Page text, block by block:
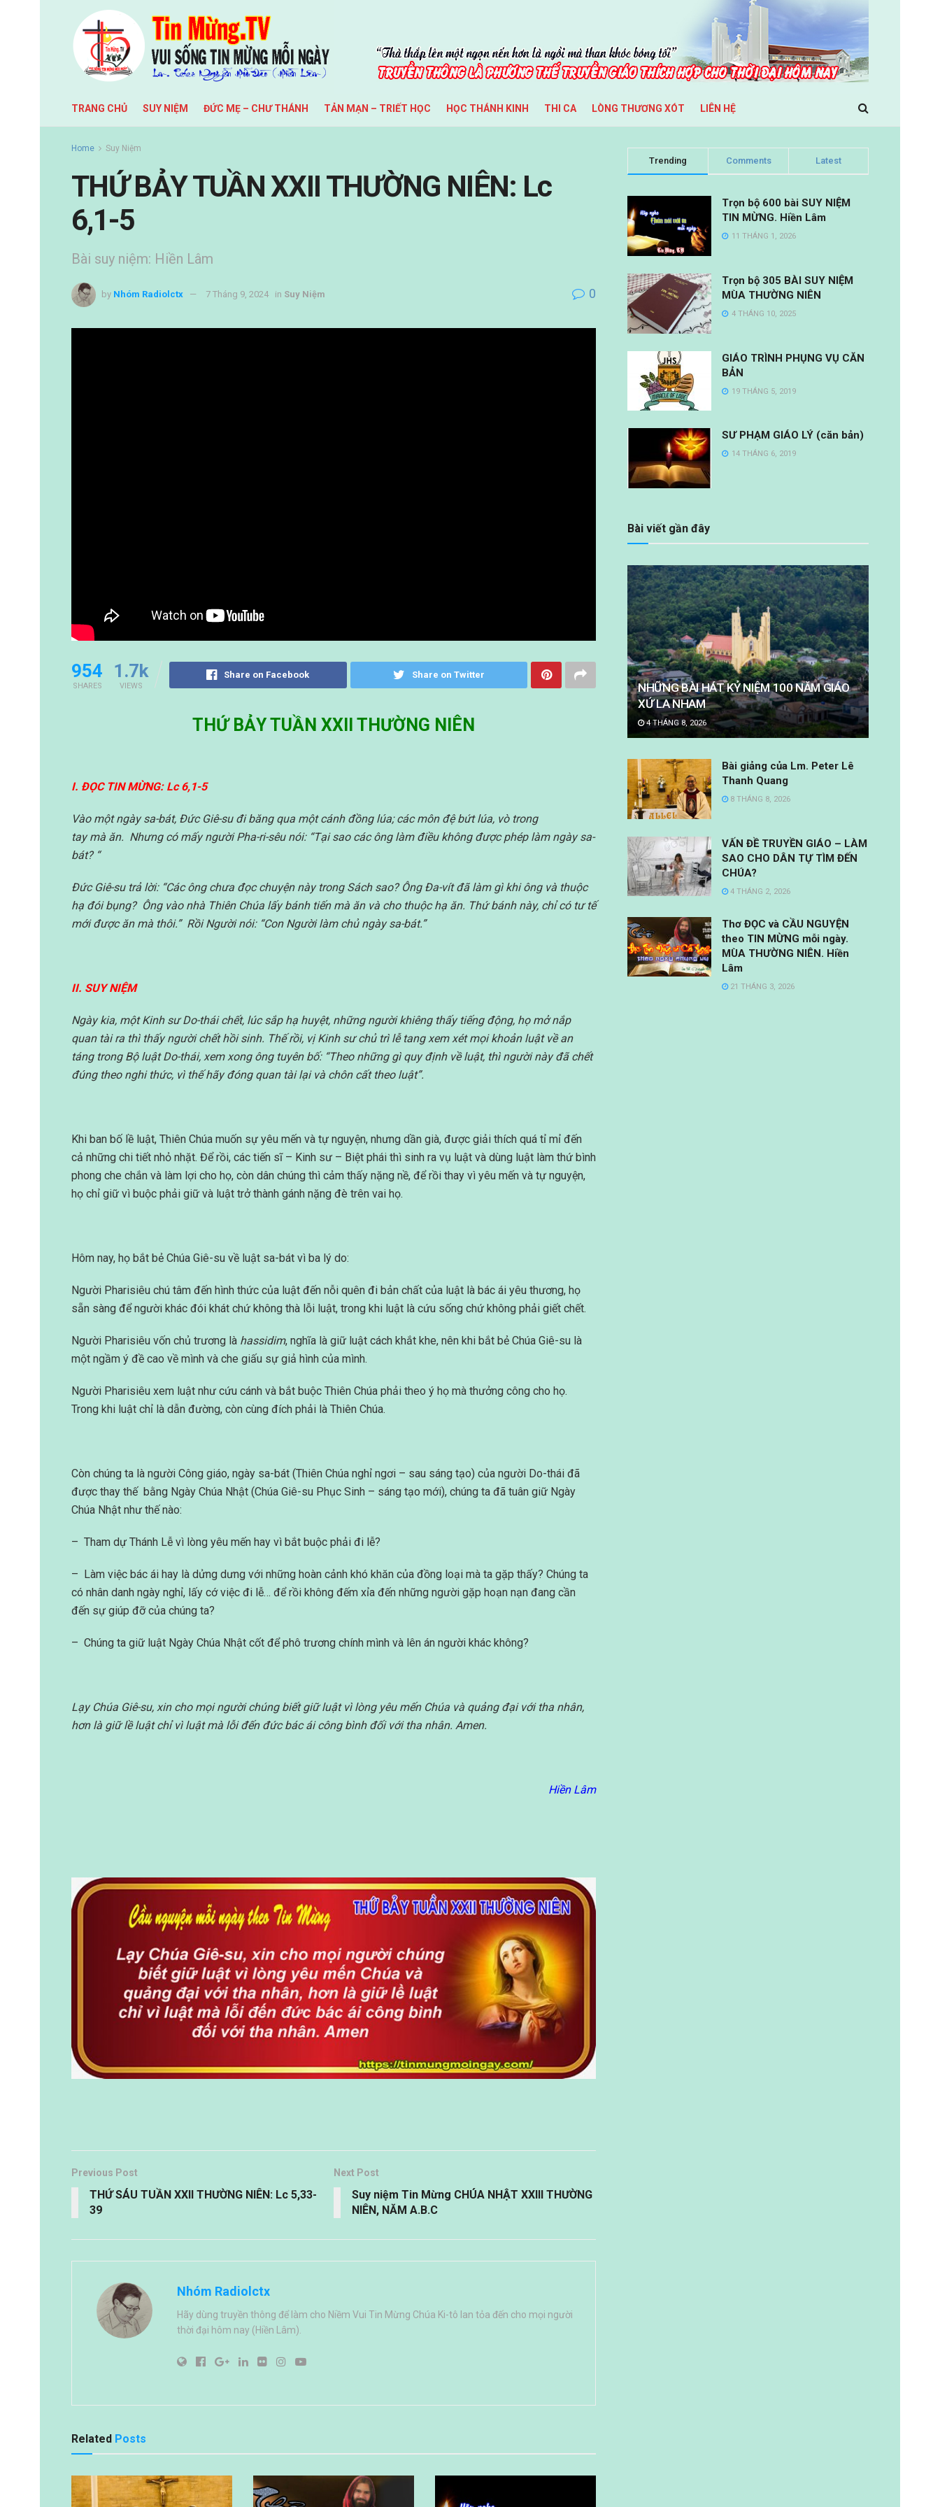
TRANG CHỦ SUY NIỆM ĐỨC MẸ – CHƯ THÁNH TẢN MẠN – TRIẾT HỌC HỌC THÁNH KINH THI CA LÒNG THƯƠNG XÓT LIÊN HỆ
Home Suy Niệm
THỨ BẢY TUẦN XXII THƯỜNG NIÊN: Lc
6,1-5
Bài suy niệm: Hiền Lâm
by Nhóm Radiolctx 7 Tháng 9, 2024 in Suy Niệm 0
954
SHARES
1.7k
VIEWS
Share on Facebook Share on Twitter
THỨ BẢY TUẦN XXII THƯỜNG NIÊN
I. ĐỌC TIN MỪNG: Lc 6,1-5
Vào một ngày sa-bát, Đức Giê-su đi băng qua một cánh đồng lúa; các môn đệ bứt lúa, vò trong
tay mà ăn. Nhưng có mấy người Pha-ri-sêu nói: “Tại sao các ông làm điều không được phép làm ngày sa-
bát? “
Đức Giê-su trả lời: “Các ông chưa đọc chuyện này trong Sách sao? Ông Đa-vít đã làm gì khi ông và thuộc
hạ đói bụng? Ông vào nhà Thiên Chúa lấy bánh tiến mà ăn và cho thuộc hạ ăn. Thứ bánh này, chỉ có tư tế
mới được ăn mà thôi.” Rồi Người nói: “Con Người làm chủ ngày sa-bát.”
II. SUY NIỆM
Ngày kia, một Kinh sư Do-thái chết, lúc sắp hạ huyệt, những người khiêng thấy tiếng động, họ mở nắp
quan tài ra thì thấy người chết hồi sinh. Thế rồi, vị Kinh sư chủ trì lễ tang xem xét mọi khoản luật về an
táng trong Bộ luật Do-thái, xem xong ông tuyên bố: “Theo những gì quy định về luật, thì người này đã chết
đúng theo nghi thức, vì thế hãy đóng quan tài lại và chôn cất theo luật”.
Khi ban bố lề luật, Thiên Chúa muốn sự yêu mến và tự nguyện, nhưng dần già, được giải thích quá tỉ mỉ đến
cả những chi tiết nhỏ nhặt. Để rồi, các tiến sĩ – Kinh sư – Biệt phái thì sinh ra vụ luật và dùng luật làm thứ bình
phong che chắn và làm lợi cho họ, còn dân chúng thì cảm thấy nặng nề, để rồi thay vì yêu mến và tự nguyện,
họ chỉ giữ vì buộc phải giữ và luật trở thành gánh nặng đè trên vai họ.
Hôm nay, họ bắt bẻ Chúa Giê-su về luật sa-bát vì ba lý do:
Người Pharisiêu chú tâm đến hình thức của luật đến nỗi quên đi bản chất của luật là bác ái yêu thương, họ
sẵn sàng để người khác đói khát chứ không thà lỗi luật, trong khi luật là cứu sống chứ không phải giết chết.
Người Pharisiêu vốn chủ trương là hassidim, nghĩa là giữ luật cách khắt khe, nên khi bắt bẻ Chúa Giê-su là
một ngầm ý đề cao về mình và che giấu sự giả hình của mình.
Người Pharisiêu xem luật như cứu cánh và bắt buộc Thiên Chúa phải theo ý họ mà thưởng công cho họ.
Trong khi luật chỉ là dẫn đường, còn cùng đích phải là Thiên Chúa.
Còn chúng ta là người Công giáo, ngày sa-bát (Thiên Chúa nghỉ ngơi – sau sáng tạo) của người Do-thái đã
được thay thế bằng Ngày Chúa Nhật (Chúa Giê-su Phục Sinh – sáng tạo mới), chúng ta đã tuân giữ Ngày
Chúa Nhật như thế nào:
– Tham dự Thánh Lễ vì lòng yêu mến hay vì bắt buộc phải đi lễ?
– Làm việc bác ái hay là dửng dưng với những hoàn cảnh khó khăn của đồng loại mà ta gặp thấy? Chúng ta
có nhân danh ngày nghỉ, lấy cớ việc đi lễ… để rồi không đếm xỉa đến những người gặp hoạn nạn đang cần
đến sự giúp đỡ của chúng ta?
– Chúng ta giữ luật Ngày Chúa Nhật cốt để phô trương chính mình và lên án người khác không?
Lạy Chúa Giê-su, xin cho mọi người chúng biết giữ luật vì lòng yêu mến Chúa và quảng đại với tha nhân,
hơn là giữ lề luật chỉ vì luật mà lỗi đến đức bác ái công bình đối với tha nhân. Amen.
Hiền Lâm
Previous Post
THỨ SÁU TUẦN XXII THƯỜNG NIÊN: Lc 5,33-
39
Next Post
Suy niệm Tin Mừng CHÚA NHẬT XXIII THƯỜNG
NIÊN, NĂM A.B.C
Nhóm Radiolctx
Hãy dùng truyền thông để làm cho Niềm Vui Tin Mừng Chúa Ki-tô lan tỏa đến cho mọi người
thời đại hôm nay (Hiền Lâm).
Related Posts
Trending Comments Latest
Trọn bộ 600 bài SUY NIỆM
TIN MỪNG. Hiền Lâm
11 THÁNG 1, 2026
Trọn bộ 305 BÀI SUY NIỆM
MÙA THƯỜNG NIÊN
4 THÁNG 10, 2025
GIÁO TRÌNH PHỤNG VỤ CĂN
BẢN
19 THÁNG 5, 2019
SƯ PHẠM GIÁO LÝ (căn bản)
14 THÁNG 6, 2019
Bài viết gần đây
NHỮNG BÀI HÁT KỶ NIỆM 100 NĂM GIÁO
XỨ LA NHAM
4 THÁNG 8, 2026
Bài giảng của Lm. Peter Lê
Thanh Quang
8 THÁNG 8, 2026
VẤN ĐỀ TRUYỀN GIÁO – LÀM
SAO CHO DÂN TỰ TÌM ĐẾN
CHÚA?
4 THÁNG 2, 2026
Thơ ĐỌC và CẦU NGUYỆN
theo TIN MỪNG mỗi ngày.
MÙA THƯỜNG NIÊN. Hiền
Lâm
21 THÁNG 3, 2026